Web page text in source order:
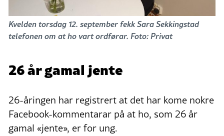
Kvelden torsdag 12. september fekk Sara Sekkingstad
telefonen om at ho vart ordførar. Foto: Privat
26 år gamal jente
26-åringen har registrert at det har kome nokre
Facebook-kommentarar på at ho, som 26 år
gamal «jente», er for ung.